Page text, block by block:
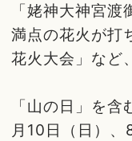
「姥神大神宮
満点の花火が打
花火大会」など
「山の日」を
月10日（日）、